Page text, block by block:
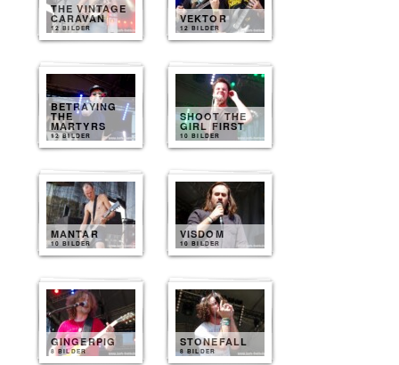
THE VINTAGE
CARAVAN
12 BILDER
VEKTOR
12 BILDER
BETRAYING
THE
MARTYRS
12 BILDER
SHOOT THE
GIRL FIRST
10 BILDER
MANTAR
10 BILDER
VISDOM
10 BILDER
GINGERPIG
8 BILDER
STONEFALL
8 BILDER